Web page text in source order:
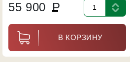
55 900 Р
В КОРЗИНУ